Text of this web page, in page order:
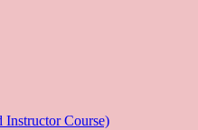
Course)